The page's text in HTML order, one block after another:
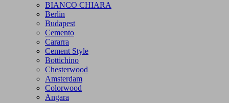
BIANCO CHIARA
Berlin
Budapest
Cemento
Cararra
Cement Style
Bottichino
Chesterwood
Amsterdam
Colorwood
Angara